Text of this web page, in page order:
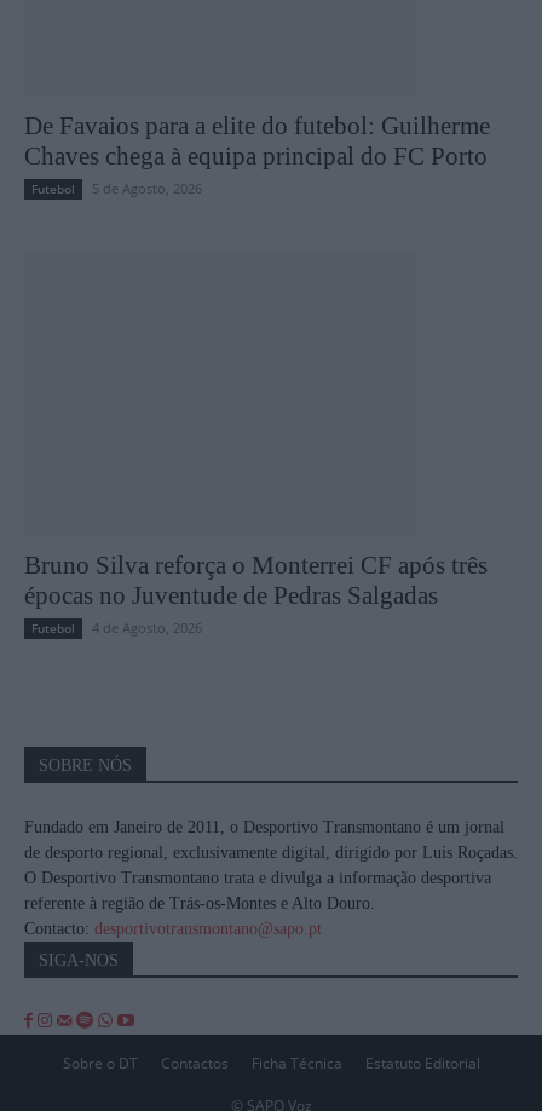
De Favaios para a elite do futebol: Guilherme
Chaves chega à equipa principal do FC Porto
Futebol 5 de Agosto, 2026
Bruno Silva reforça o Monterrei CF após três
épocas no Juventude de Pedras Salgadas
Futebol 4 de Agosto, 2026
SOBRE NÓS
Fundado em Janeiro de 2011, o Desportivo Transmontano é um jornal
de desporto regional, exclusivamente digital, dirigido por Luís Roçadas.
O Desportivo Transmontano trata e divulga a informação desportiva
referente à região de Trás-os-Montes e Alto Douro.
Contacto: desportivotransmontano@sapo.pt
SIGA-NOS
Sobre o DT Contactos Ficha Técnica Estatuto Editorial
© SAPO Voz